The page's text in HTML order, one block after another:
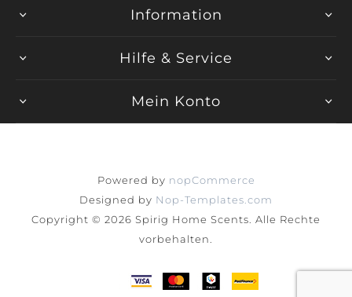
Information
Hilfe & Service
Mein Konto
Powered by nopCommerce
Designed by Nop-Templates.com
Copyright © 2026 Spirig Home Scents. Alle Rechte
vorbehalten.